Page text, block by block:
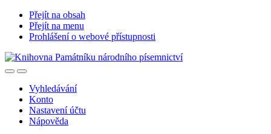
Přejít na obsah
Přejít na menu
Prohlášení o webové přístupnosti
Vyhledávání
Konto
Nastavení účtu
Nápověda